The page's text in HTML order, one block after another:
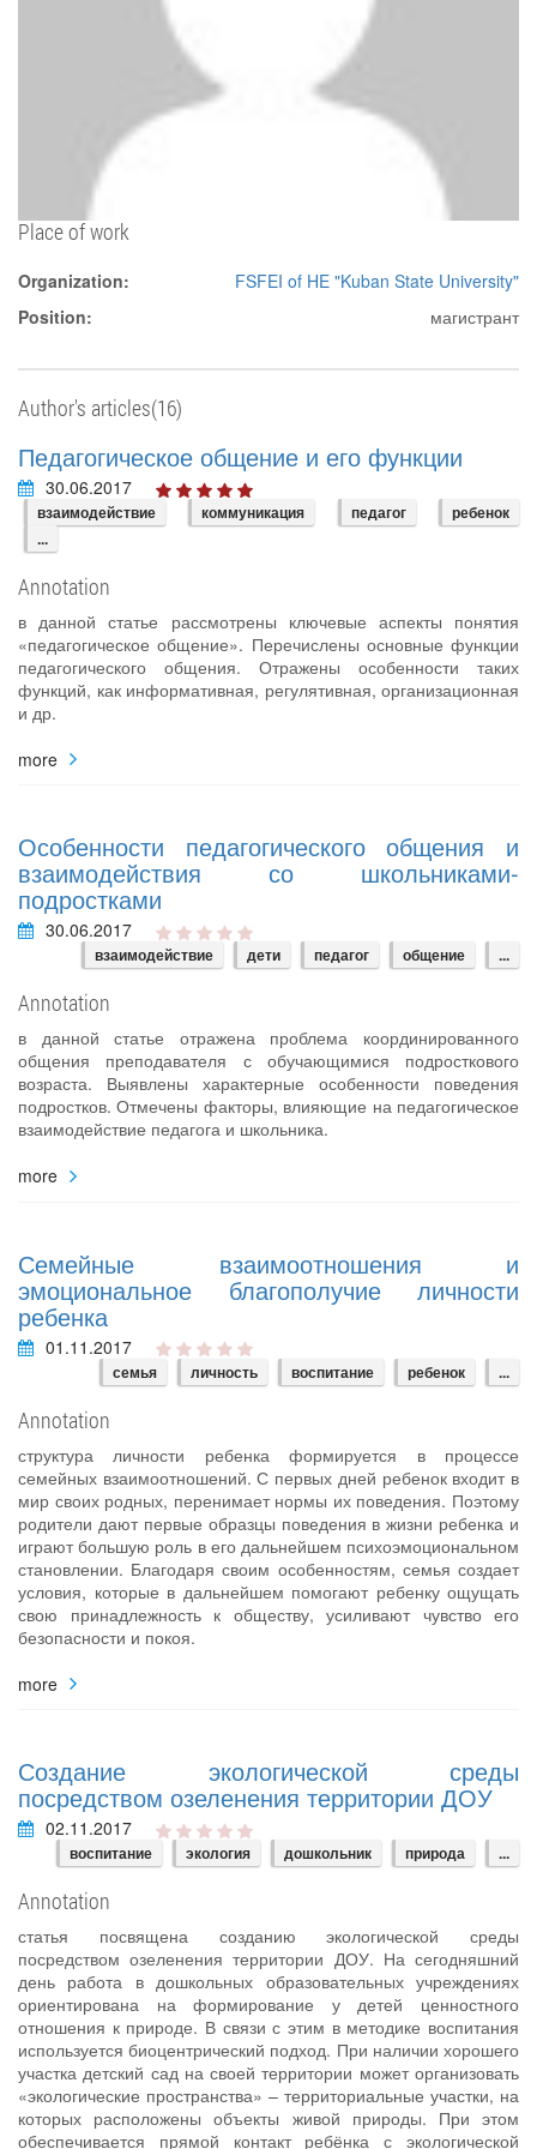
Place of work
Organization:
FSFEI of HE "Kuban State University"
Position:
магистрант
Author's articles(16)
Педагогическое общение и его функции
30.06.2017
взаимодействие коммуникация педагог
ребенок
...
Annotation
в данной статье рассмотрены ключевые аспекты понятия
«педагогическое общение». Перечислены основные функции
педагогического общения. Отражены особенности таких
функций, как информативная, регулятивная, организационная
и др.
more
Особенности педагогического общения и
взаимодействия со школьниками-
подростками
30.06.2017
взаимодействие дети педагог общение ...
Annotation
в данной статье отражена проблема координированного
общения преподавателя с обучающимися подросткового
возраста. Выявлены характерные особенности поведения
подростков. Отмечены факторы, влияющие на педагогическое
взаимодействие педагога и школьника.
more
Семейные взаимоотношения и
эмоциональное благополучие личности
ребенка
01.11.2017
семья личность воспитание ребенок ...
Annotation
структура личности ребенка формируется в процессе
семейных взаимоотношений. С первых дней ребенок входит в
мир своих родных, перенимает нормы их поведения. Поэтому
родители дают первые образцы поведения в жизни ребенка и
играют большую роль в его дальнейшем психоэмоциональном
становлении. Благодаря своим особенностям, семья создает
условия, которые в дальнейшем помогают ребенку ощущать
свою принадлежность к обществу, усиливают чувство его
безопасности и покоя.
more
Создание экологической среды
посредством озеленения территории ДОУ
02.11.2017
воспитание экология дошкольник природа ...
Annotation
статья посвящена созданию экологической среды
посредством озеленения территории ДОУ. На сегодняшний
день работа в дошкольных образовательных учреждениях
ориентирована на формирование у детей ценностного
отношения к природе. В связи с этим в методике воспитания
используется биоцентрический подход. При наличии хорошего
участка детский сад на своей территории может организовать
«экологические пространства» – территориальные участки, на
которых расположены объекты живой природы. При этом
обеспечивается прямой контакт ребёнка с экологической